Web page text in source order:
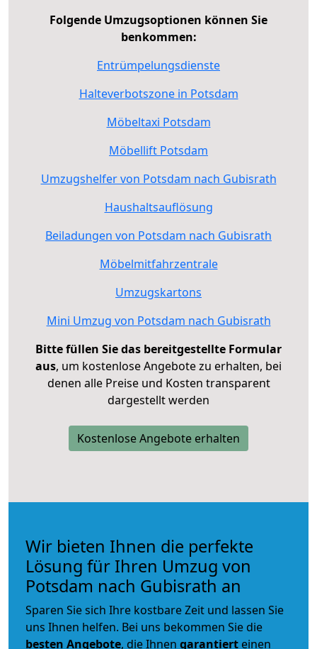
Folgende Umzugsoptionen können Sie
benkommen:
Entrümpelungsdienste
Halteverbotszone in Potsdam
Möbeltaxi Potsdam
Möbellift Potsdam
Umzugshelfer von Potsdam nach Gubisrath
Haushaltsauflösung
Beiladungen von Potsdam nach Gubisrath
Möbelmitfahrzentrale
Umzugskartons
Mini Umzug von Potsdam nach Gubisrath
Bitte füllen Sie das bereitgestellte Formular
aus, um kostenlose Angebote zu erhalten, bei
denen alle Preise und Kosten transparent
dargestellt werden
Kostenlose Angebote erhalten
Wir bieten Ihnen die perfekte
Lösung für Ihren Umzug von
Potsdam nach Gubisrath an
Sparen Sie sich Ihre kostbare Zeit und lassen Sie
uns Ihnen helfen. Bei uns bekommen Sie die
besten Angebote, die Ihnen garantiert einen